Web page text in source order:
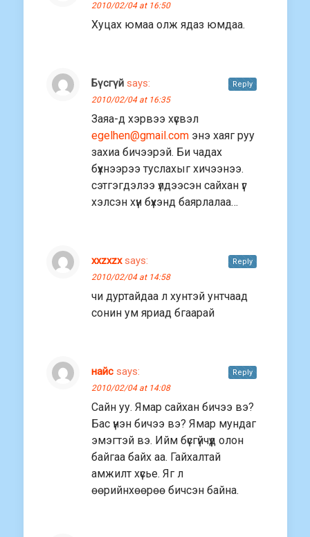
2010/02/04 at 16:50
Хуцах юмаа олж ядаз юмдаа.
Бүсгүй says:
2010/02/04 at 16:35
Заяа-д хэрвээ хүсвэл
egelhen@gmail.com энэ хаяг руу
захиа бичээрэй. Би чадах
бүхнээрээ туслахыг хичээнээ.
сэтгэгдэлээ үлдээсэн сайхан үг
хэлсэн хүн бүхэнд баярлалаа…
Reply
xxzxzx says:
2010/02/04 at 14:58
чи дуртайдаа л хунтэй унтчаад
сонин ум яриад бгаарай
Reply
найс says:
2010/02/04 at 14:08
Сайн уу. Ямар сайхан бичээ вэ?
Бас үнэн бичээ вэ? Ямар мундаг
эмэгтэй вэ. Ийм бүсгүйчүүд олон
байгаа байх аа. Гайхалтай
амжилт хүсье. Яг л
өөрийнхөөрөө бичсэн байна.
Reply